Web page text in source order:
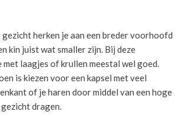
herken je aan een breder voorhoofd
kin juist wat smaller zijn. Bij deze
laagjes of krullen meestal wel goed.
is kiezen voor een kapsel met veel
of je haren door middel van een hoge
dragen.